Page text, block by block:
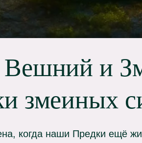
Вешний и
змеиных
когда наши Предки ещё